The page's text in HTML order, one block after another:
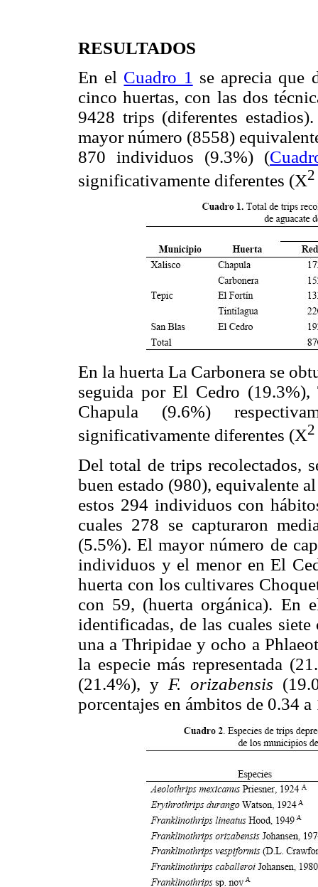
RESULTADOS
En el Cuadro 1 se aprecia que
cinco huertas, con las dos
9428 trips (diferentes
mayor número (8558)
870 individuos (9.3%) (
significativamente diferentes (X2
En la huerta La Carbonera se
seguida por El Cedro
Chapula (9.6%)
significativamente diferentes (X2
Del total de trips recolectados,
buen estado (980), equivalente
estos 294 individuos con
cuales 278 se capturaron
(5.5%). El mayor número de
individuos y el menor en El
huerta con los cultivares
con 59, (huerta orgánica). En
identificadas, de las cuales
una a Thripidae y ocho a
la especie más representada
(21.4%), y F. orizabensis
porcentajes en ámbitos de 0.34 a